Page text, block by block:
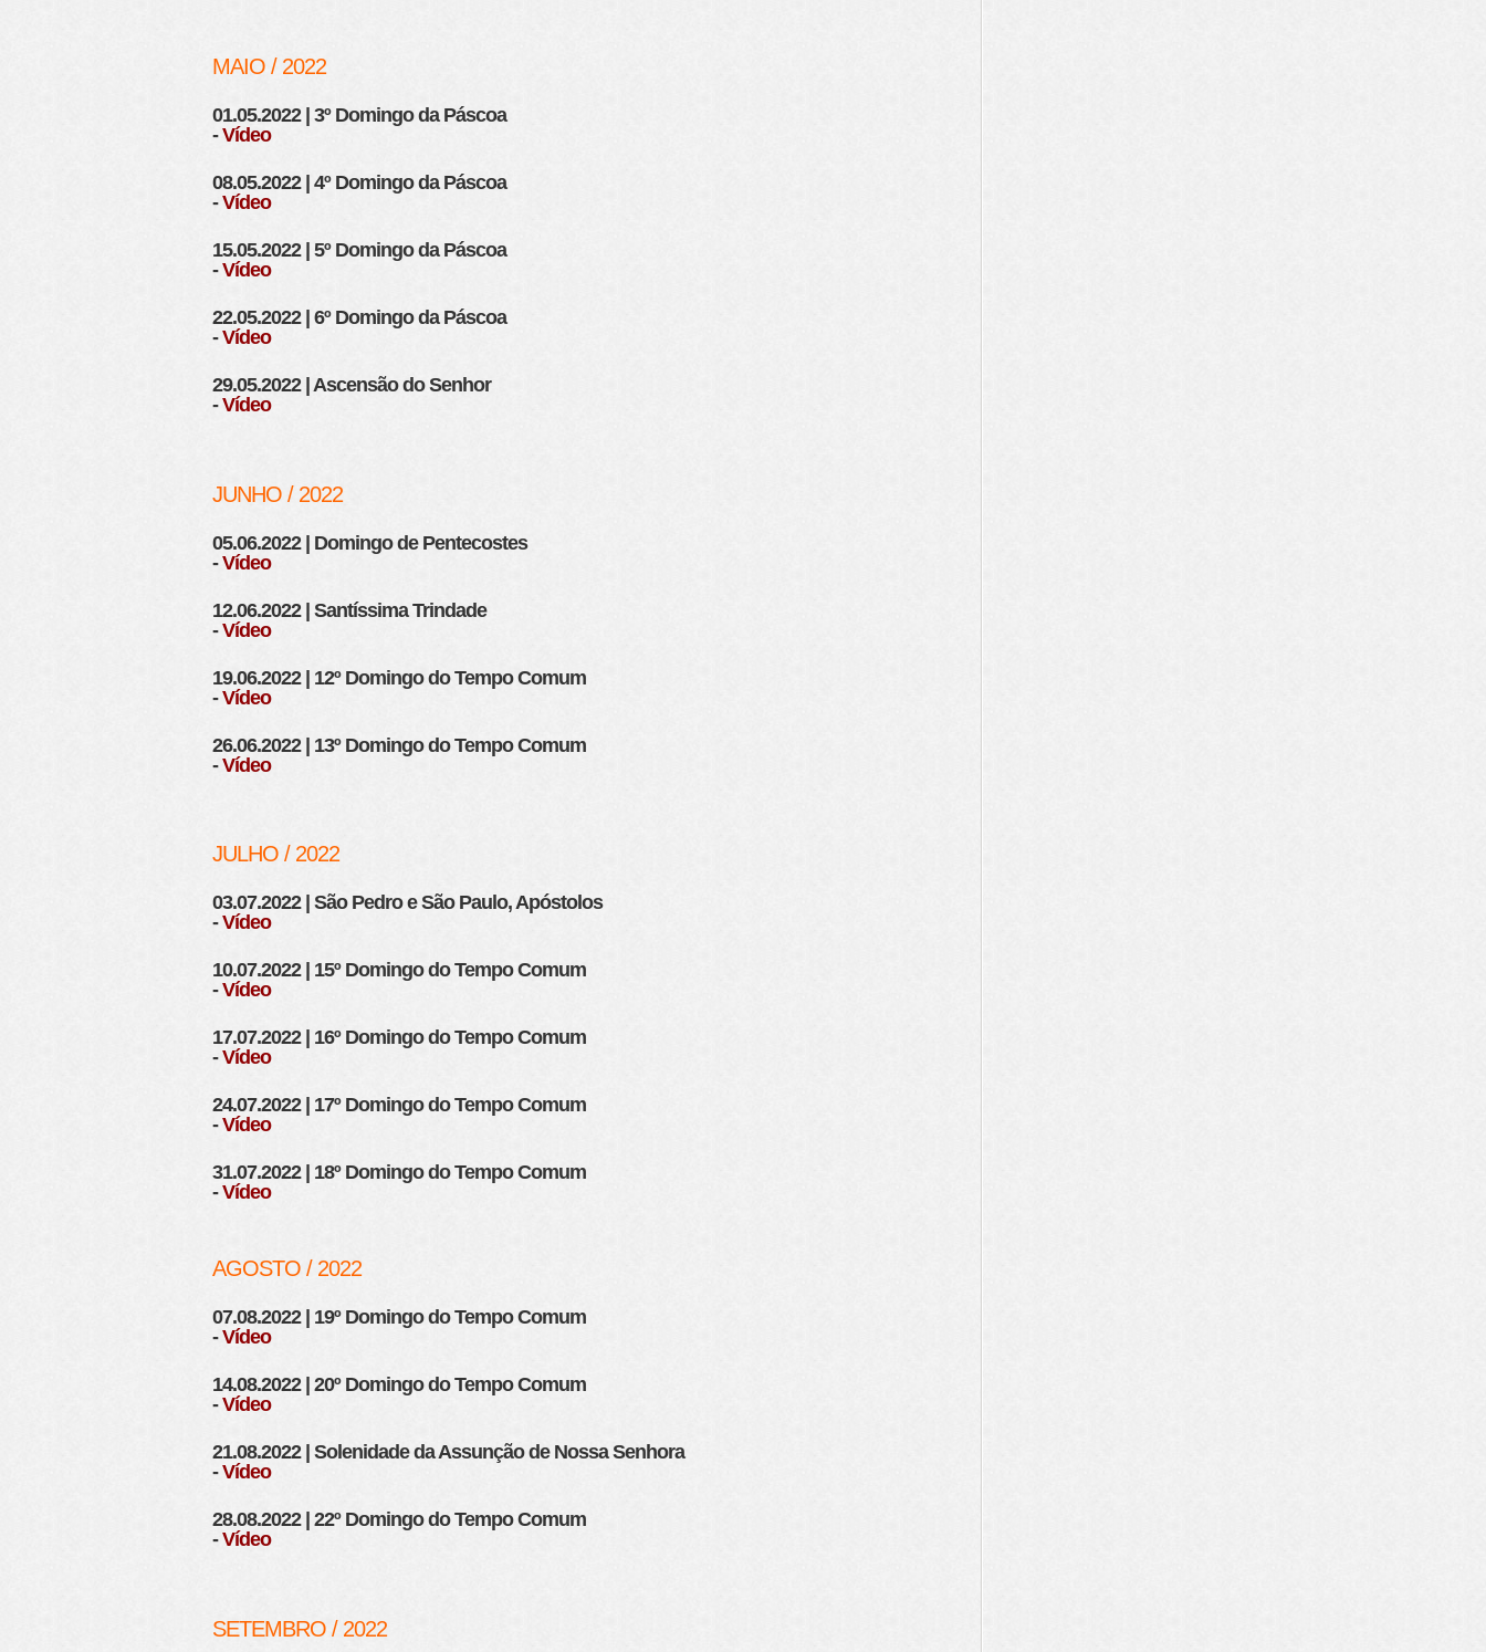
MAIO / 2022
01.05.2022 | 3º Domingo da Páscoa
-Vídeo
08.05.2022 | 4º Domingo da Páscoa
-Vídeo
15.05.2022 | 5º Domingo da Páscoa
-Vídeo
22.05.2022 | 6º Domingo da Páscoa
-Vídeo
29.05.2022 | Ascensão do Senhor
-Vídeo
JUNHO / 2022
05.06.2022 | Domingo de Pentecostes
-Vídeo
12.06.2022 | Santíssima Trindade
-Vídeo
19.06.2022 | 12º Domingo do Tempo Comum
-Vídeo
26.06.2022 | 13º Domingo do Tempo Comum
-Vídeo
JULHO / 2022
03.07.2022 | São Pedro e São Paulo, Apóstolos
-Vídeo
10.07.2022 | 15º Domingo do Tempo Comum
-Vídeo
17.07.2022 | 16º Domingo do Tempo Comum
-Vídeo
24.07.2022 | 17º Domingo do Tempo Comum
-Vídeo
31.07.2022 | 18º Domingo do Tempo Comum
-Vídeo
AGOSTO / 2022
07.08.2022 | 19º Domingo do Tempo Comum
-Vídeo
14.08.2022 | 20º Domingo do Tempo Comum
-Vídeo
21.08.2022 | Solenidade da Assunção de Nossa Senhora
-Vídeo
28.08.2022 | 22º Domingo do Tempo Comum
-Vídeo
SETEMBRO / 2022